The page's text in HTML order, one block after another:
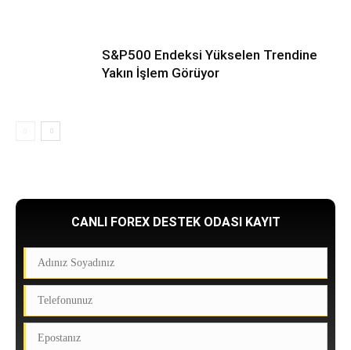
S&P500 Endeksi Yükselen Trendine
Yakın İşlem Görüyor
CANLI FOREX DESTEK ODASI KAYIT